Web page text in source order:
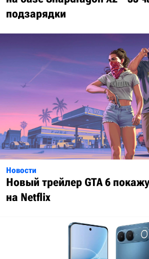
подзарядки
Новости
Новый трейлер GTA 6
на Netflix